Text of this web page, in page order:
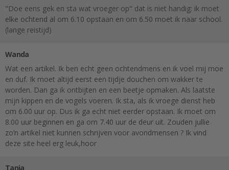
"Doe eens gek en sta wat vroeger op" dat is niet handig: ik moet
elke ochtend al om 6.10 opstaan en om 6.50 moet ik naar school.
(lange reistijd)
Wanda
Wat een artikel. Ik ben echt geen ochtendmens en ik voel mij moe
en duf. Ik moet altijd eerst een tijdje douchen om wakker te
worden. Dan ga ik ontbijten en een beetje opmaken. Als laatste
mijn kippen en de vogels voeren. Ik sta, als ik vroege dienst heb
om 6.00 uur op. Dus ik ga echt niet eerder opstaan. Ik moet om
8.00 uur beginnen en ga om 7.40 uur de deur uit. Zouden jullie
zo’n artikel niet kunnen schrijven voor avondmensen ? Ik vind
deze site heel erg leuk,hoor
Tanja